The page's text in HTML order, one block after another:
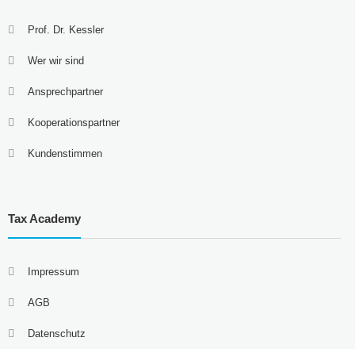
Prof. Dr. Kessler
Wer wir sind
Ansprechpartner
Kooperationspartner
Kundenstimmen
Tax Academy
Impressum
AGB
Datenschutz